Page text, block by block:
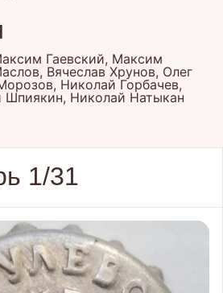
Гаевский, Максим
Вячеслав Хрунов, Олег
Николай Горбачев,
Шпиякин, Николай Натыкан
1/31